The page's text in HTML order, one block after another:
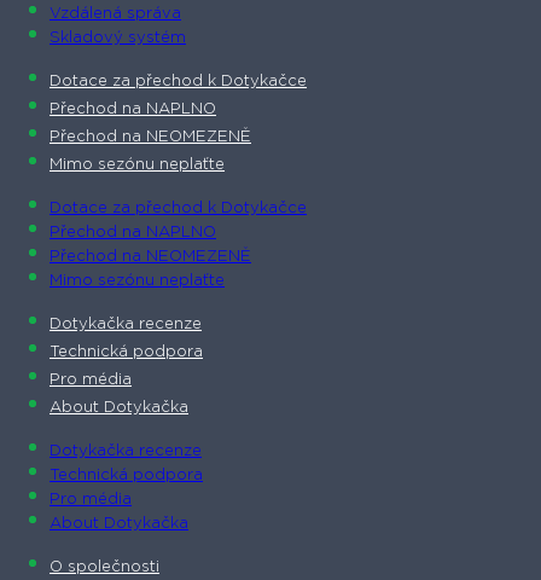
Vzdálená správa
Skladový systém
Dotace za přechod k Dotykačce
Přechod na NAPLNO
Přechod na NEOMEZENĚ
Mimo sezónu neplaťte
Dotace za přechod k Dotykačce
Přechod na NAPLNO
Přechod na NEOMEZENĚ
Mimo sezónu neplaťte
Dotykačka recenze
Technická podpora
Pro média
About Dotykačka
Dotykačka recenze
Technická podpora
Pro média
About Dotykačka
O společnosti